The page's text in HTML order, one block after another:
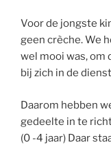
Voor de jongste
geen crèche. We
wel mooi was, om
bij zich in de
Daarom hebben
gedeelte in te
(0 -4 jaar) Daar